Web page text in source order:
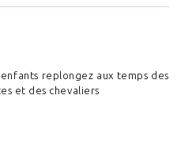
replongez aux temps des
et des chevaliers